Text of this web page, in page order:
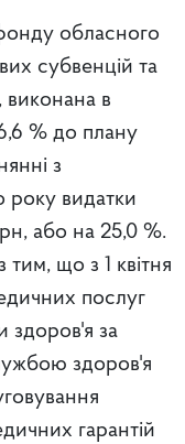
обласного
субвенцій та
в
% до плану
з
року видатки
або на 25,0 %.
тим, що з 1 квітня
послуг
здоров'я за
здоров'я
гарантій